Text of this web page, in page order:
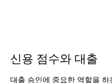
신용 점수와 대출
대출 승인에 중요한 역할을